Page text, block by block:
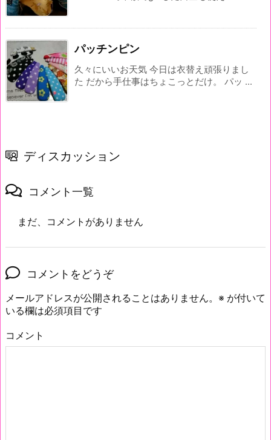
パッチンピン
久々にいいお天気 今日は衣替え頑張りまし
た だから手仕事はちょこっとだけ。 パッ ...
ディスカッション
コメント一覧
まだ、コメントがありません
コメントをどうぞ
メールアドレスが公開されることはありません。 ※ が付いて
いる欄は必須項目です
コメント